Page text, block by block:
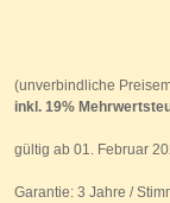
(unverbindliche
inkl. 19%
gültig ab 01. Februar
Garantie: 3 Jahre /